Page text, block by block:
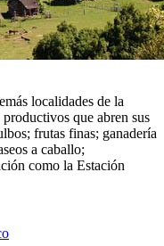
localidades de la
que abren sus
frutas finas; ganadería
a caballo;
como la Estación